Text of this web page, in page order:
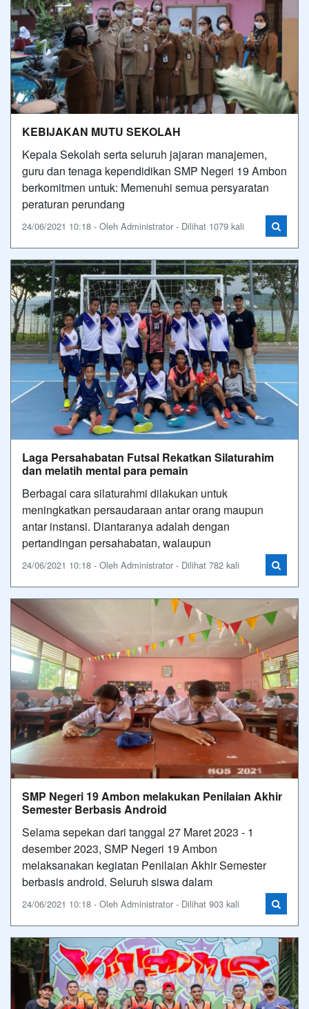
KEBIJAKAN MUTU SEKOLAH
Kepala Sekolah serta seluruh jajaran manajemen,
guru dan tenaga kependidikan SMP Negeri 19 Ambon
berkomitmen untuk: Memenuhi semua persyaratan
peraturan perundang
24/06/2021 10:18 - Oleh Administrator - Dilihat 1079 kali
Laga Persahabatan Futsal Rekatkan Silaturahim
dan melatih mental para pemain
Berbagai cara silaturahmi dilakukan untuk
meningkatkan persaudaraan antar orang maupun
antar instansi. Diantaranya adalah dengan
pertandingan persahabatan, walaupun
24/06/2021 10:18 - Oleh Administrator - Dilihat 782 kali
SMP Negeri 19 Ambon melakukan Penilaian Akhir
Semester Berbasis Android
Selama sepekan dari tanggal 27 Maret 2023 - 1
desember 2023, SMP Negeri 19 Ambon
melaksanakan kegiatan Penilaian Akhir Semester
berbasis android. Seluruh siswa dalam
24/06/2021 10:18 - Oleh Administrator - Dilihat 903 kali